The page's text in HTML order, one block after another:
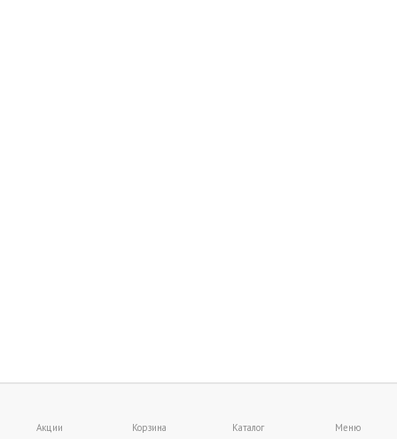
Акции Корзина Каталог Меню